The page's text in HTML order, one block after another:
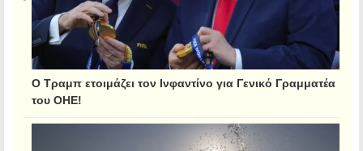
Ο Τραμπ ετοιμάζει τον Ινφαντίνο για Γενικό Γραμματέα
του ΟΗΕ!